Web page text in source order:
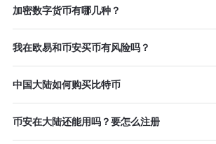
加密数字货币有哪几种？
我在欧易和币安买币有风险吗？
中国大陆如何购买比特币
币安在大陆还能用吗？要怎么注册